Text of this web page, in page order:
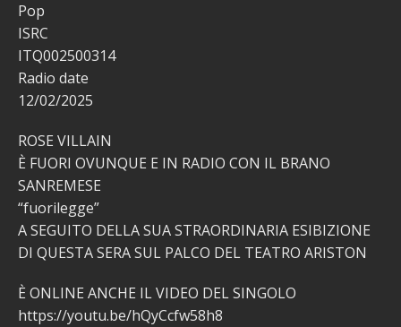
Pop
ISRC
ITQ002500314
Radio date
12/02/2025
ROSE VILLAIN
È FUORI OVUNQUE E IN RADIO CON IL BRANO
SANREMESE
“fuorilegge”
A SEGUITO DELLA SUA STRAORDINARIA ESIBIZIONE
DI QUESTA SERA SUL PALCO DEL TEATRO ARISTON
È ONLINE ANCHE IL VIDEO DEL SINGOLO
https://youtu.be/hQyCcfw58h8